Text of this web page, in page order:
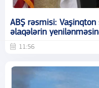
ABŞ rəsmisi:
əlaqələrin
11:56